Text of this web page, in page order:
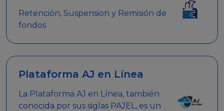
Retención, Suspension y Remisión de
fondos
Plataforma AJ en Línea
La Plataforma AJ en Línea, también
conocida por sus siglas PAJEL, es un